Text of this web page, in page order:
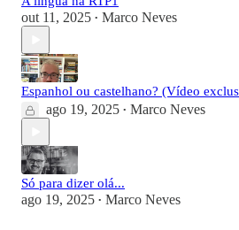
out 11, 2025 • Marco Neves
Espanhol ou castelhano? (Vídeo
ago 19, 2025 • Marco Neves
Só para dizer olá...
ago 19, 2025 • Marco Neves